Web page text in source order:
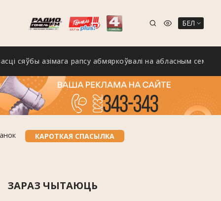
БЕЛ
азімага рапсу абмяркоўвалі на абласным семінары ў
КАРОТКАЯ СПАСЫЛКА
ЗАРАЗ ЧЫТАЮЦЬ